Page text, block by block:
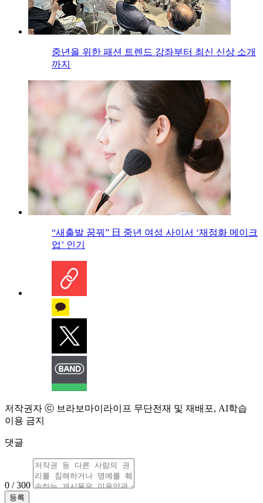
중년을 위한 패션 트렌드 강좌부터 최신 신상 소개
까지
“새출발 꿈꿔” 日 중년 여성 사이서 ‘재점화 메이크
업’ 인기
저작권자 ⓒ 브라보마이라이프 무단전재 및 재배포, AI학습
이용 금지
댓글
0 / 300